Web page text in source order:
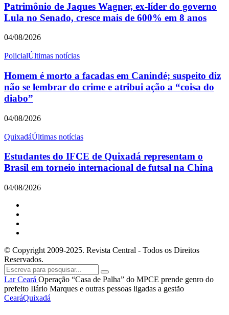
Patrimônio de Jaques Wagner, ex-líder do governo
Lula no Senado, cresce mais de 600% em 8 anos
04/08/2026
PolicialÚltimas notícias
Homem é morto a facadas em Canindé; suspeito diz
não se lembrar do crime e atribui ação a “coisa do
diabo”
04/08/2026
QuixadáÚltimas notícias
Estudantes do IFCE de Quixadá representam o
Brasil em torneio internacional de futsal na China
04/08/2026
© Copyright 2009-2025. Revista Central - Todos os Direitos
Reservados.
LarCeará Operação “Casa de Palha” do MPCE prende genro do
prefeito Ilário Marques e outras pessoas ligadas a gestão
CearáQuixadá